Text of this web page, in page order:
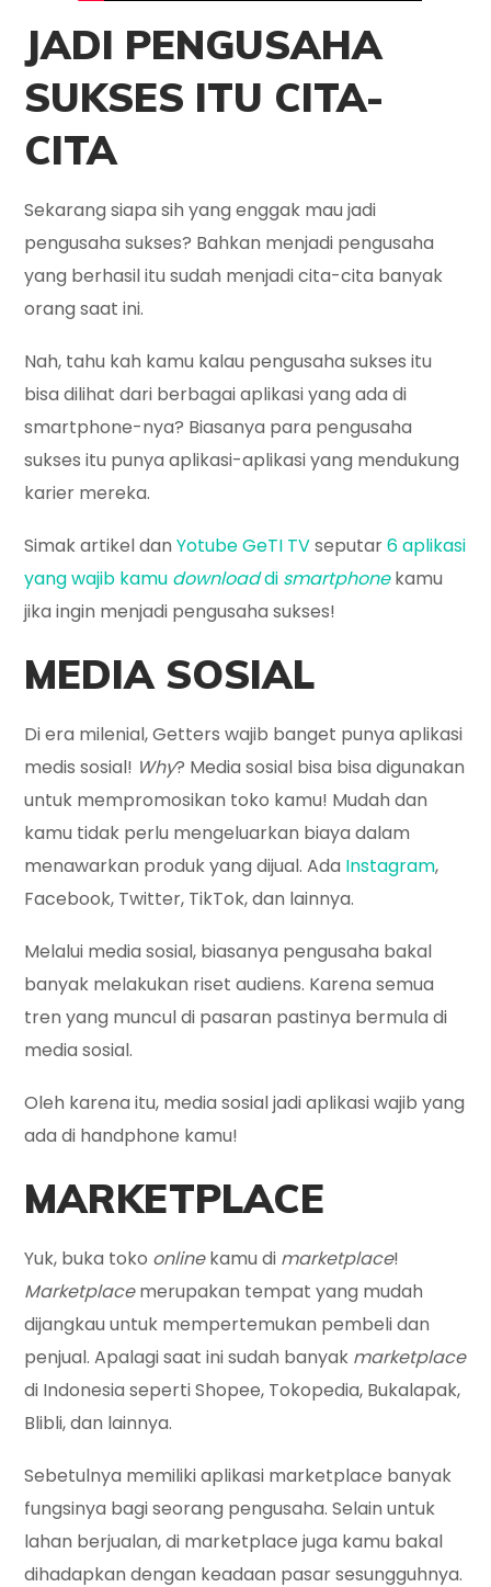
JADI PENGUSAHA
SUKSES ITU CITA-
CITA
Sekarang siapa sih yang enggak mau jadi
pengusaha sukses? Bahkan menjadi pengusaha
yang berhasil itu sudah menjadi cita-cita banyak
orang saat ini.
Nah, tahu kah kamu kalau pengusaha sukses itu
bisa dilihat dari berbagai aplikasi yang ada di
smartphone-nya? Biasanya para pengusaha
sukses itu punya aplikasi-aplikasi yang mendukung
karier mereka.
Simak artikel dan Yotube GeTI TVseputar6 aplikasi
yang wajib kamu downloaddi smartphonekamu
jika ingin menjadi pengusaha sukses!
MEDIA SOSIAL
Di era milenial, Getters wajib banget punya aplikasi
medis sosial! Why? Media sosial bisa bisa digunakan
untuk mempromosikan toko kamu! Mudah dan
kamu tidak perlu mengeluarkan biaya dalam
menawarkan produk yang dijual. Ada Instagram,
Facebook, Twitter, TikTok, dan lainnya.
Melalui media sosial, biasanya pengusaha bakal
banyak melakukan riset audiens. Karena semua
tren yang muncul di pasaran pastinya bermula di
media sosial.
Oleh karena itu, media sosial jadi aplikasi wajib yang
ada di handphone kamu!
MARKETPLACE
Yuk, buka toko onlinekamu di marketplace!
Marketplacemerupakan tempat yang mudah
dijangkau untuk mempertemukan pembeli dan
penjual. Apalagi saat ini sudah banyak marketplace
di Indonesia seperti Shopee, Tokopedia, Bukalapak,
Blibli, dan lainnya.
Sebetulnya memiliki aplikasi marketplace banyak
fungsinya bagi seorang pengusaha. Selain untuk
lahan berjualan, di marketplace juga kamu bakal
dihadapkan dengan keadaan pasar sesungguhnya.